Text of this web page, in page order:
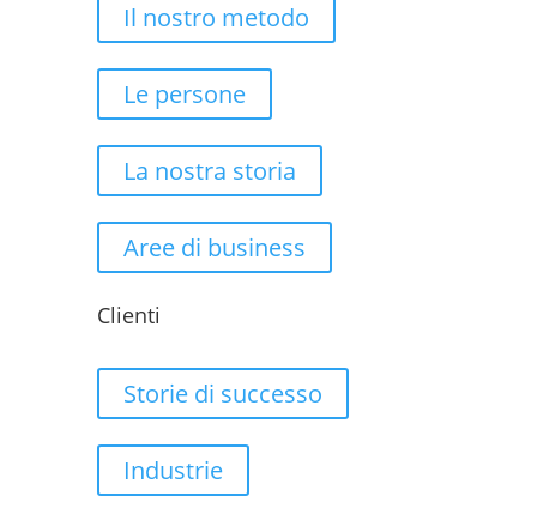
Il nostro metodo
Le persone
La nostra storia
Aree di business
Clienti
Storie di successo
Industrie